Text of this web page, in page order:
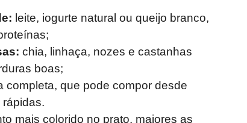
leite, iogurte natural ou queijo branco,
chia, linhaça, nozes e castanhas
boas;
completa, que pode compor desde
mais colorido no prato, maiores as